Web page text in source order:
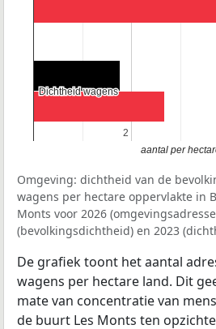
2
2
Dichtheid wagens
Dichtheid wagens
aantal per
Omgeving: dichtheid van de
wagens per hectare oppervlakte in
Monts voor 2026
(bevolkingsdichtheid) en 2023
De grafiek toont het aantal
wagens per hectare land. Dit
mate van concentratie van
de buurt Les Monts ten